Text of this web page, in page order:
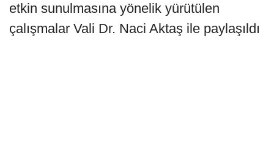
etkin sunulmasına yönelik yürütülen
çalışmalar Vali Dr. Naci Aktaş ile paylaşıldı